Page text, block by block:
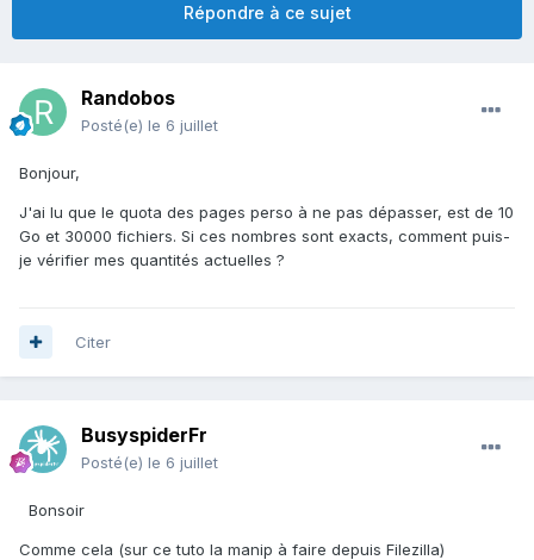
Répondre à ce sujet
Randobos
Posté(e) le 6 juillet
Bonjour,
J'ai lu que le quota des pages perso à ne pas dépasser, est de 10
Go et 30000 fichiers. Si ces nombres sont exacts, comment puis-
je vérifier mes quantités actuelles ?
Citer
BusyspiderFr
Posté(e) le 6 juillet
Bonsoir
Comme cela (sur ce tuto la manip à faire depuis Filezilla)